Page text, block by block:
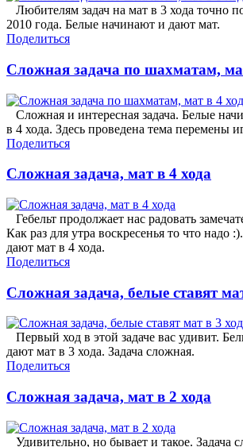
Любителям задач на мат в 3 хода точно
2010 года. Белые начинают и дают мат.
Поделиться
Сложная задача по шахматам,
Сложная и интересная задача. Белые
в 4 хода. Здесь проведена тема перемены
Поделиться
Сложная задача, мат в 4 хода
Гебельт продолжает нас радовать
Как раз для утра воскресенья то что надо
дают мат в 4 хода.
Поделиться
Сложная задача, белые ставят
Первый ход в этой задаче вас удивит.
дают мат в 3 хода. Задача сложная.
Поделиться
Сложная задача, мат в 2 хода
Удивительно, но бывает и такое. Задача